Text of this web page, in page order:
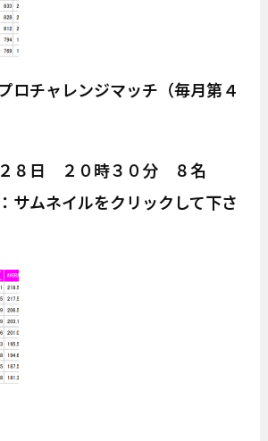
ロチャレンジマッチ（毎月第４
８日 ２０時３０分 ８名
サムネイルをクリックして下さ